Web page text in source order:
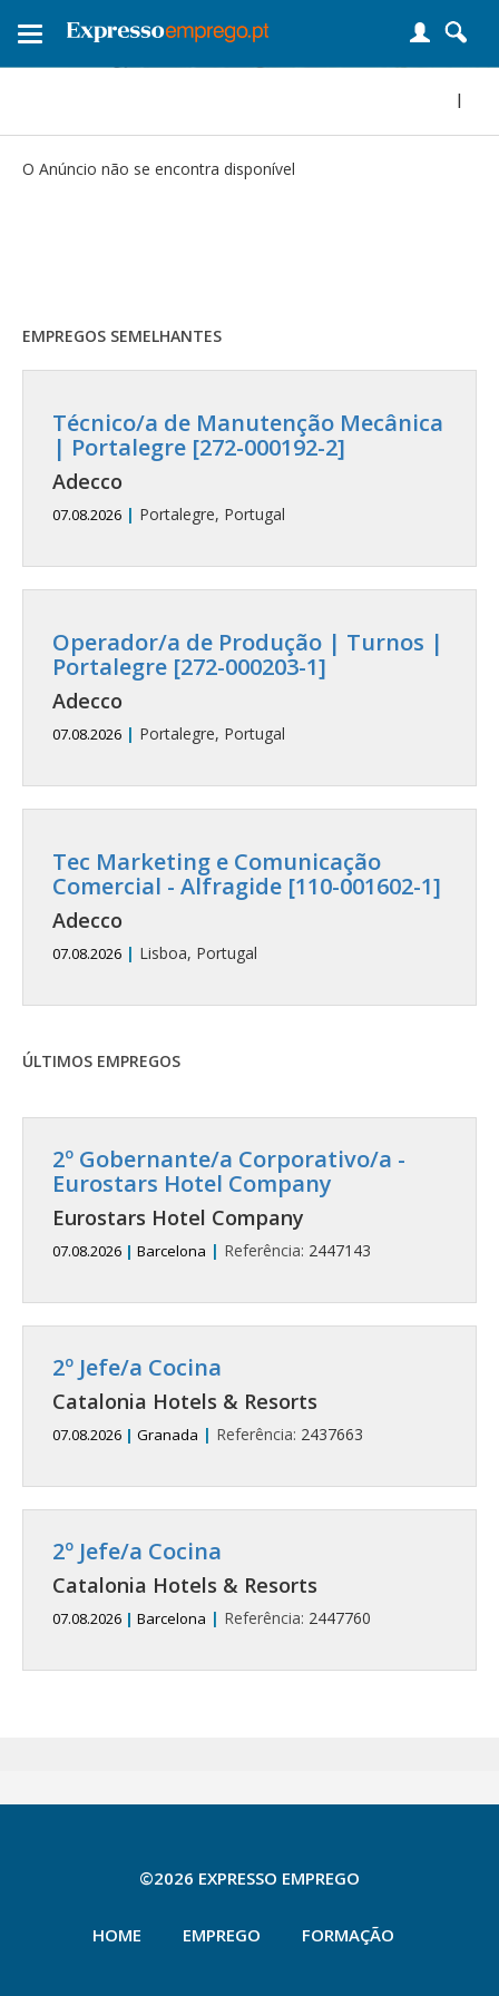
Toggle
|
O Anúncio não se encontra disponível
EMPREGOS SEMELHANTES
Técnico/a de Manutenção Mecânica
| Portalegre [272-000192-2]
Adecco
07.08.2026 | Portalegre, Portugal
Operador/a de Produção | Turnos |
Portalegre [272-000203-1]
Adecco
07.08.2026 | Portalegre, Portugal
Tec Marketing e Comunicação
Comercial - Alfragide [110-001602-1]
Adecco
07.08.2026 | Lisboa, Portugal
ÚLTIMOS EMPREGOS
2º Gobernante/a Corporativo/a -
Eurostars Hotel Company
Eurostars Hotel Company
07.08.2026 | Barcelona | Referência: 2447143
2º Jefe/a Cocina
Catalonia Hotels & Resorts
07.08.2026 | Granada | Referência: 2437663
2º Jefe/a Cocina
Catalonia Hotels & Resorts
07.08.2026 | Barcelona | Referência: 2447760
©2026 EXPRESSO EMPREGO
HOME EMPREGO FORMAÇÃO